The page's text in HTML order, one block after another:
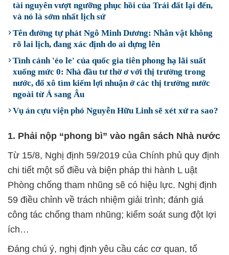
tài nguyên vượt ngưỡng phục hồi của Trái đất lại đến,
và nó là sớm nhất lịch sử
Tên đường tự phát Ngô Minh Dương: Nhân vật không
rõ lai lịch, đang xác định do ai dựng lên
Tình cảnh 'éo le' của quốc gia tiên phong hạ lãi suất
xuống mức 0: Nhà đầu tư thờ ơ với thị trường trong
nước, đổ xô tìm kiếm lợi nhuận ở các thị trường nước
ngoài từ Á sang Âu
Vụ án cựu viện phó Nguyễn Hữu Linh sẽ xét xử ra sao?
1. Phải nộp “phong bì” vào ngân sách Nhà nước
Từ 15/8, Nghị định 59/2019 của Chính phủ quy định
chi tiết một số điều và biện pháp thi hành L uật
Phòng chống tham nhũng sẽ có hiệu lực. Nghị định
59 điều chỉnh về trách nhiệm giải trình; đánh giá
công tác chống tham nhũng; kiểm soát sung đột lợi
ích…
Đáng chú ý, nghị định yêu cầu các cơ quan, tổ